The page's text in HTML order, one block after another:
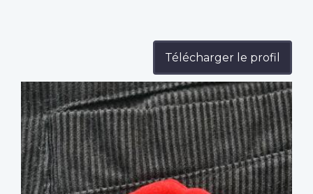
Télécharger le profil
Profile
image